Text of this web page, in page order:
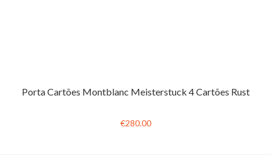
Porta Cartões Montblanc Meisterstuck 4 Cartões Rust
€280.00